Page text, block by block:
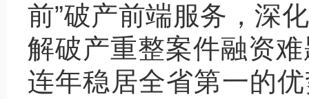
前”破产前端服务，深
解破产重整案件融资
连年稳居全省第一的